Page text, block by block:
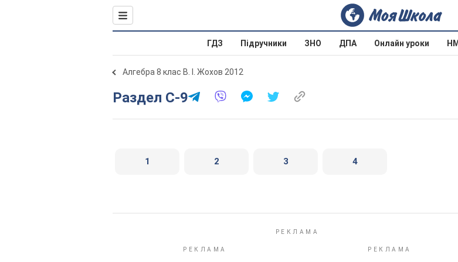
ГДЗ Підручники ЗНО ДПА Онлайн уроки
Алгебра 8 клас В. І. Жохов 2012
Раздел C-9
1 2 3 4